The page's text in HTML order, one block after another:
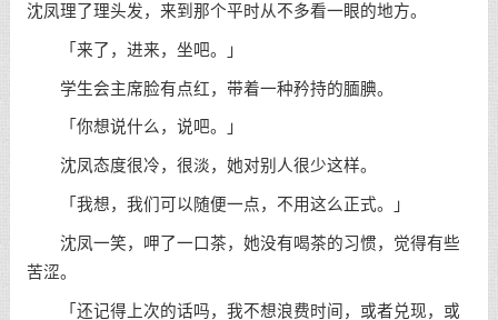
沈凤理了理头发，来到那个平时从不多看一眼的地方。
「来了，进来，坐吧。」
学生会主席脸有点红，带着一种矜持的腼腆。
「你想说什么，说吧。」
沈凤态度很冷，很淡，她对别人很少这样。
「我想，我们可以随便一点，不用这么正式。」
沈凤一笑，呷了一口茶，她没有喝茶的习惯，觉得有些
苦涩。
「还记得上次的话吗，我不想浪费时间，或者兑现，或